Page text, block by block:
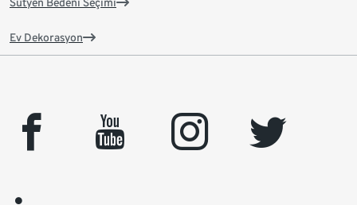
Sütyen Bedeni Seçimi
Ev Dekorasyon
facebook youtube instagram
twitter